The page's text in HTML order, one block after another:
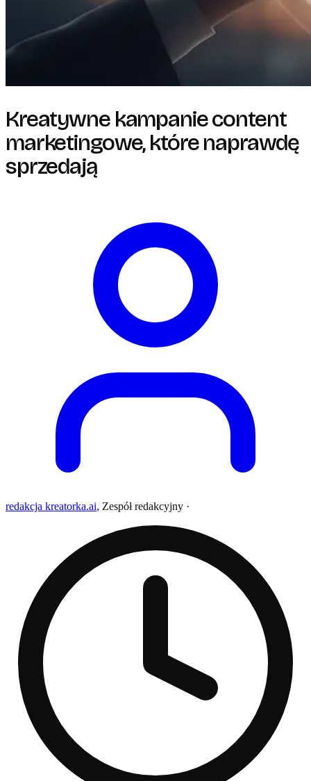
Kreatywne kampanie content
marketingowe, które naprawdę
sprzedają
redakcja kreatorka.ai, Zespół redakcyjny ·